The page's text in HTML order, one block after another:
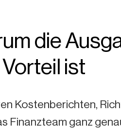
die
ist
Kostenberichten,
Finanzteam ganz